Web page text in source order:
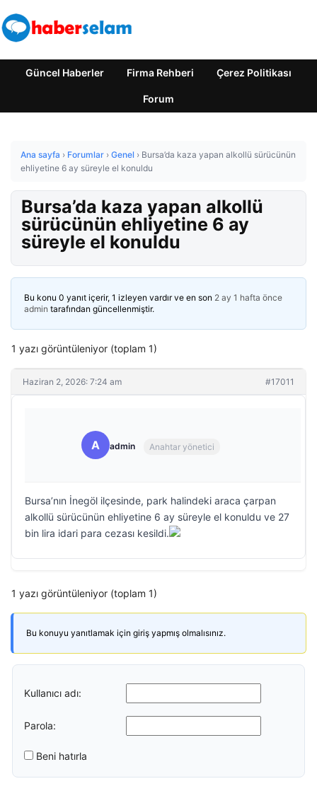
Güncel Haberler Firma Rehberi Çerez Politikası
Forum
Ana sayfa › Forumlar › Genel › Bursa’da kaza yapan alkollü sürücünün
ehliyetine 6 ay süreyle el konuldu
Bursa’da kaza yapan alkollü
sürücünün ehliyetine 6 ay
süreyle el konuldu
Bu konu 0 yanıt içerir, 1 izleyen vardır ve en son 2 ay 1 hafta önce
admin tarafından güncellenmiştir.
1 yazı görüntüleniyor (toplam 1)
Haziran 2, 2026: 7:24 am #17011
A admin Anahtar yönetici
Bursa’nın İnegöl ilçesinde, park halindeki araca çarpan
alkollü sürücünün ehliyetine 6 ay süreyle el konuldu ve 27
bin lira idari para cezası kesildi.
1 yazı görüntüleniyor (toplam 1)
Bu konuyu yanıtlamak için giriş yapmış olmalısınız.
Kullanıcı adı:
Parola:
Beni hatırla